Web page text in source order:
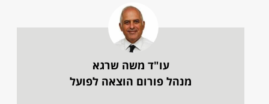
עו"ד משה שרגא
מנהל פורום הוצאה לפועל